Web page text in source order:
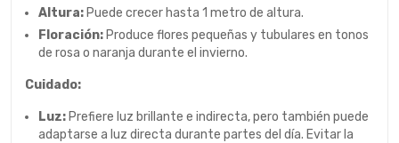
Altura: Puede crecer hasta 1 metro de altura.
Floración: Produce flores pequeñas y tubulares en tonos
de rosa o naranja durante el invierno.
Cuidado:
Luz: Prefiere luz brillante e indirecta, pero también puede
adaptarse a luz directa durante partes del día. Evitar la